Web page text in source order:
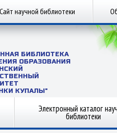
Сайт научной библиотеки
БИБЛИОТЕКА
ОБРАЗОВАНИЯ
КУПАЛЫ"
Электронный каталог
библиотеки